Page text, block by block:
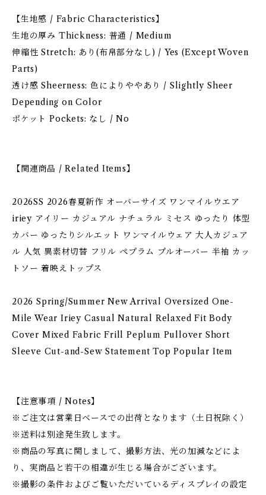
【生地感 / Fabric Characteristics】
生地の厚み Thickness: 普通 / Medium
伸縮性 Stretch: あり(布帛部分なし) / Yes (Except Woven
Parts)
透け感 Sheerness: 色によりややあり / Slightly Sheer
Depending on Color
ポケット Pockets: なし / No
【関連商品 / Related Items】
2026SS 2026春夏新作 オーバーサイズ ワンマイルウエア
iriey アイリー カジュアル ナチュラル ミセス ゆったり 体型
カバー ゆったりシルエット ワンマイルウェア 大人カジュア
ル 人気 異素材切替 フリル ペプラム プルオーバー 半袖 カッ
トソー 着映えトップス
2026 Spring/Summer New Arrival Oversized One-
Mile Wear Iriey Casual Natural Relaxed Fit Body
Cover Mixed Fabric Frill Peplum Pullover Short
Sleeve Cut-and-Sew Statement Top Popular Item
【注意事項 / Notes】
※ご注文は営業日ベースでの出荷となります（土日祝除く）
※送料は別途発生致します。
※商品の写真に関しまして、撮影方法、光の加減などによ
り、実商品と若干の相違が生じる場合がございます。
※撮影の条件およびご覧いただいているディスプレイの設定